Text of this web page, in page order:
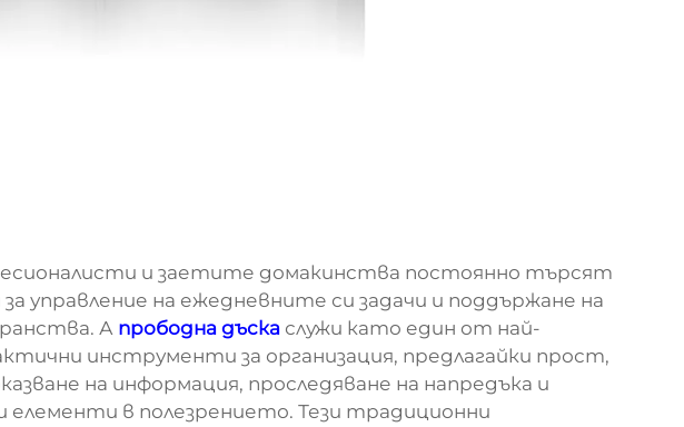
и заетите домакинства постоянно търсят
управление на ежедневните си задачи и поддържане на
А прободна дъска служи като един от най-
инструменти за организация, предлагайки прост,
на информация, проследяване на напредъка и
елементи в полезрението. Тези традиционни